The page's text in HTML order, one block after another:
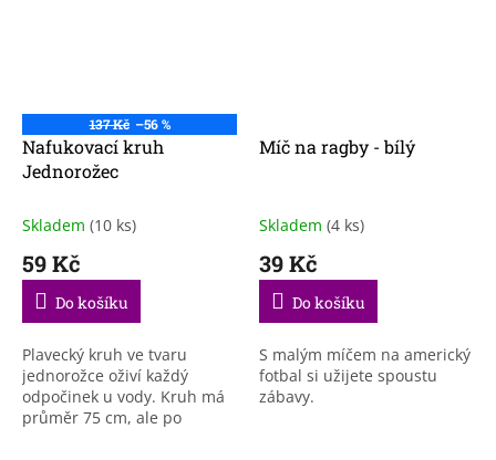
137 Kč –56 %
Nafukovací kruh
Jednorožec
Skladem (10 ks)
59 Kč
Do košíku
Plavecký kruh ve tvaru
jednorožce oživí každý
odpočinek u vody. Kruh má
průměr 75 cm, ale po
Míč na ragby - bílý
Skladem (4 ks)
39 Kč
Do košíku
S malým míčem na americký
fotbal si užijete spoustu
zábavy.